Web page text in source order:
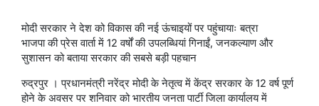
मोदी सरकार ने देश को विकास की नई ऊंचाइयों पर पहुंचायाः बत्रा
भाजपा की प्रेस वार्ता में 12 वर्षों की उपलब्धियां गिनाईं, जनकल्याण और
सुशासन को बताया सरकार की सबसे बड़ी पहचान
रुद्रपुर । प्रधानमंत्री नरेंद्र मोदी के नेतृत्व में केंद्र सरकार के 12 वर्ष पूर्ण
होने के अवसर पर शनिवार को भारतीय जनता पार्टी जिला कार्यालय में